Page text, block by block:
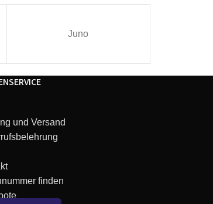
Juno
und Versand
finden